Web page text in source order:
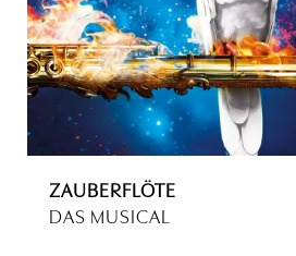
ZAUBERFLÖTE
DAS MUSICAL